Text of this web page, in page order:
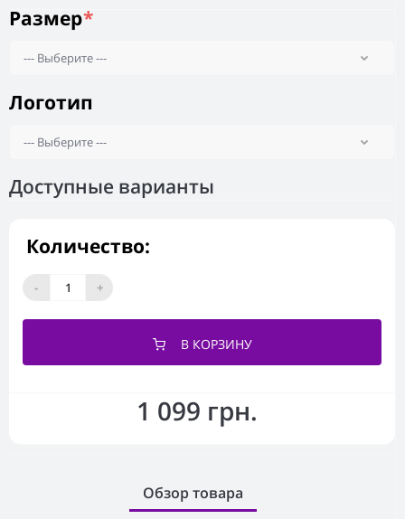
1 099 грн.
Доступные варианты
Размер*
Логотип
Количество:
- +
В КОРЗИНУ
Обзор товара